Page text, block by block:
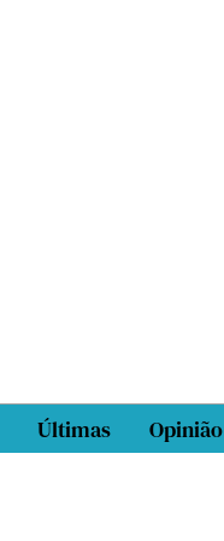
Últimas Opinião